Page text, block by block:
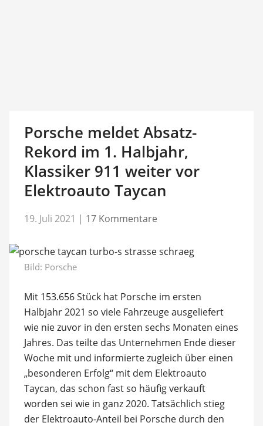
Porsche meldet Absatz-
Rekord im 1. Halbjahr,
Klassiker 911 weiter vor
Elektroauto Taycan
19. Juli 2021 | 17 Kommentare
Bild: Porsche
Mit 153.656 Stück hat Porsche im ersten
Halbjahr 2021 so viele Fahrzeuge ausgeliefert
wie nie zuvor in den ersten sechs Monaten eines
Jahres. Das teilte das Unternehmen Ende dieser
Woche mit und informierte zugleich über einen
„besonderen Erfolg“ mit dem Elektroauto
Taycan, das schon fast so häufig verkauft
worden sei wie in ganz 2020. Tatsächlich stieg
der Elektroauto-Anteil bei Porsche durch den